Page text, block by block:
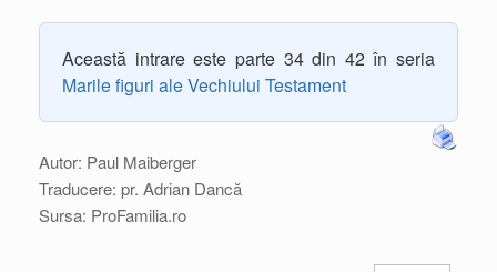
Această intrare este parte 34 din 42 în seria
Marile figuri ale Vechiului Testament
Autor: Paul Maiberger
Traducere: pr. Adrian Dancă
Sursa: ProFamilia.ro